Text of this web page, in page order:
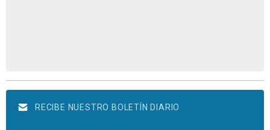
RECIBE NUESTRO BOLETÍN DIARIO